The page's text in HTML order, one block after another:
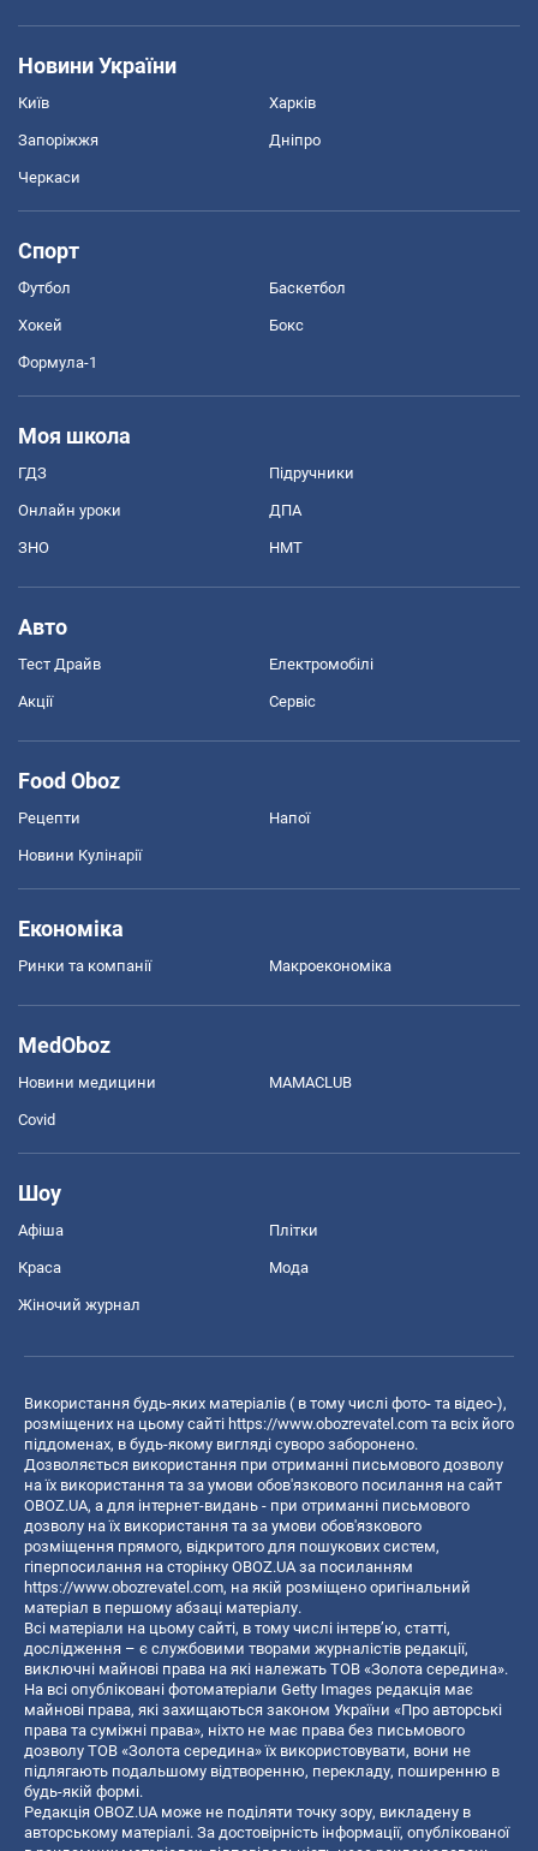
Новини України
Київ Харків
Запоріжжя Дніпро
Черкаси
Спорт
Футбол Баскетбол
Хокей Бокс
Формула-1
Моя школа
ГДЗ Підручники
Онлайн уроки ДПА
ЗНО НМТ
Авто
Тест Драйв Електромобілі
Акції Сервіс
Food Oboz
Рецепти Напої
Новини Кулінарії
Економіка
Ринки та компанії Макроекономіка
MedOboz
Новини медицини MAMACLUB
Covid
Шоу
Афіша Плітки
Краса Мода
Жіночий журнал
Використання будь-яких матеріалів ( в тому числі фото- та відео-),
розміщених на цьому сайті https://www.obozrevatel.com та всіх його
піддоменах, в будь-якому вигляді суворо заборонено.
Дозволяється використання при отриманні письмового дозволу
на їх використання та за умови обов'язкового посилання на сайт
OBOZ.UA, а для інтернет-видань - при отриманні письмового
дозволу на їх використання та за умови обов'язкового
розміщення прямого, відкритого для пошукових систем,
гіперпосилання на сторінку OBOZ.UA за посиланням
https://www.obozrevatel.com, на якій розміщено оригінальний
матеріал в першому абзаці матеріалу.
Всі матеріали на цьому сайті, в тому числі інтерв’ю, статті,
дослідження – є службовими творами журналістів редакції,
виключні майнові права на які належать ТОВ «Золота середина».
На всі опубліковані фотоматеріали Getty Images редакція має
майнові права, які захищаються законом України «Про авторські
права та суміжні права», ніхто не має права без письмового
дозволу ТОВ «Золота середина» їх використовувати, вони не
підлягають подальшому відтворенню, перекладу, поширенню в
будь-якій формі.
Редакція OBOZ.UA може не поділяти точку зору, викладену в
авторському матеріалі. За достовірність інформації, опублікованої